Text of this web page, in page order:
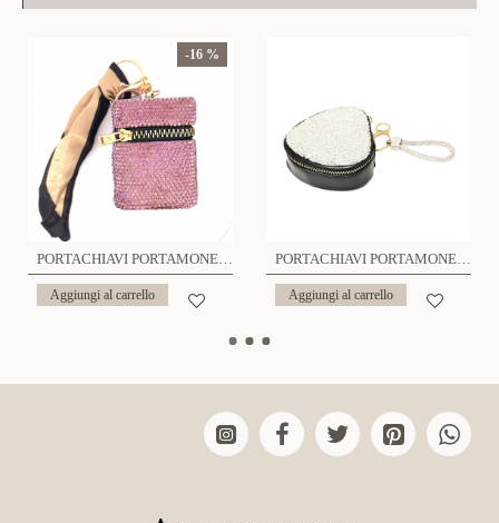
-16 %
PORTACHIAVI PORTAMONETE - OMQ23104E365
Aggiungi al carrello
PORTACHIAVI PORTAMONETE CON STRASS - OMQ24136A215
Aggiungi al carrello